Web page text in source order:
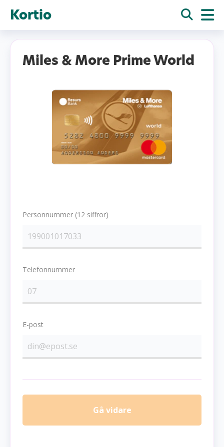
Kortio
Miles & More Prime World
Personnummer (12 siffror)
Telefonnummer
E-post
Gå vidare